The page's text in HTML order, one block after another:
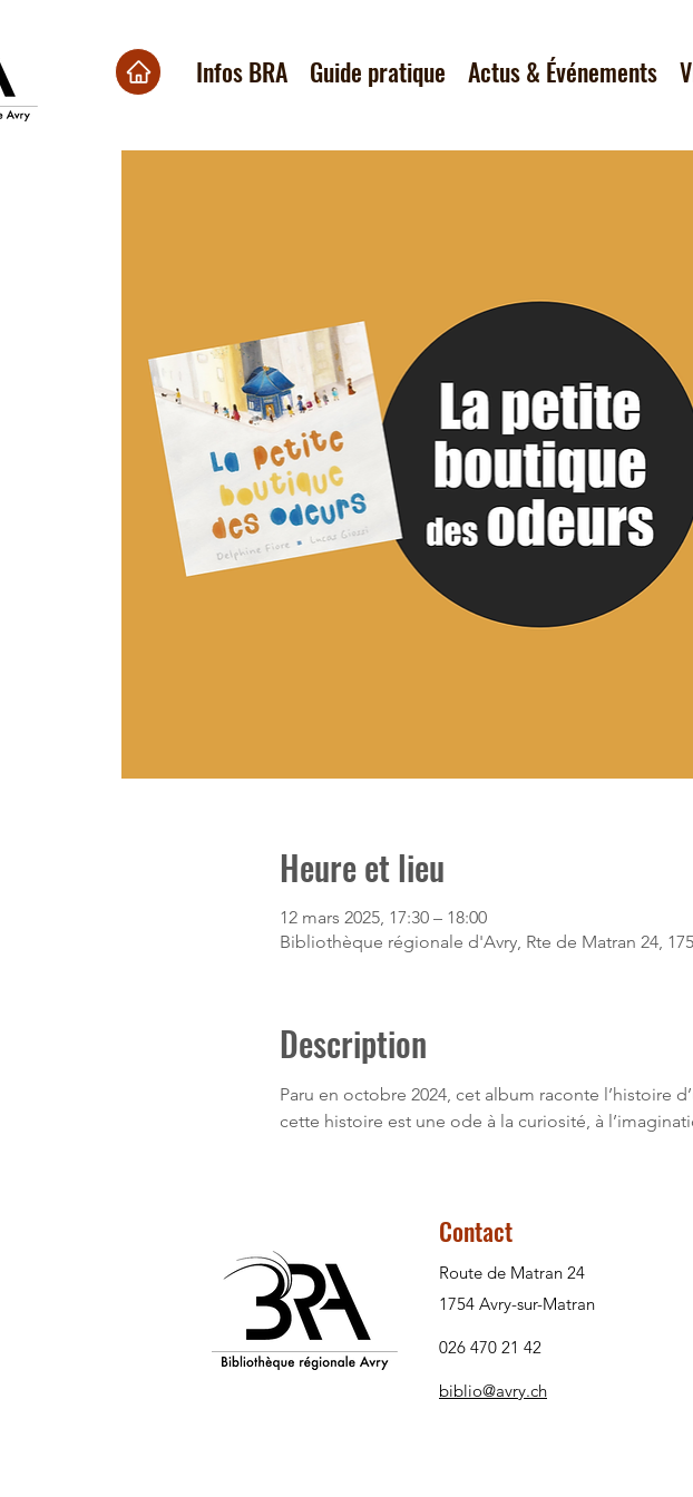
Infos BRA Guide pratique Actus & Événements
Heure et lieu
12 mars 2025, 17:30 – 18:00
Bibliothèque régionale d'Avry, Rte de Matran 24,
Description
Paru en octobre 2024, cet album raconte l’histoire
cette histoire est une ode à la curiosité, à
Contact
Route de Matran 24
1754 Avry-sur-Matran
026 470 21 42
biblio@avry.ch